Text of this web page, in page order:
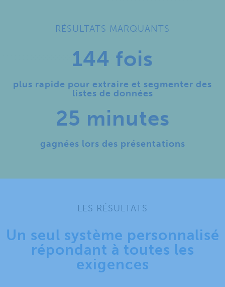
RÉSULTATS MARQUANTS
144 fois
plus rapide pour extraire et segmenter des
listes de données
25 minutes
gagnées lors des présentations
LES RÉSULTATS
Un seul système personnalisé
répondant à toutes les
exigences